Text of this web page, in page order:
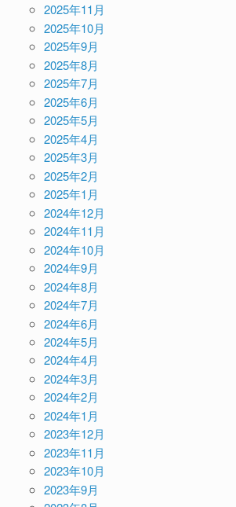
2025年11月
2025年10月
2025年9月
2025年8月
2025年7月
2025年6月
2025年5月
2025年4月
2025年3月
2025年2月
2025年1月
2024年12月
2024年11月
2024年10月
2024年9月
2024年8月
2024年7月
2024年6月
2024年5月
2024年4月
2024年3月
2024年2月
2024年1月
2023年12月
2023年11月
2023年10月
2023年9月